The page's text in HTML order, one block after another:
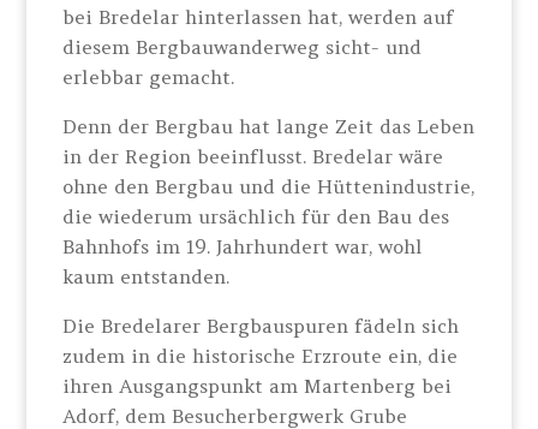
bei Bredelar hinterlassen hat, werden auf
diesem Bergbauwanderweg sicht- und
erlebbar gemacht.
Denn der Bergbau hat lange Zeit das Leben
in der Region beeinflusst. Bredelar wäre
ohne den Bergbau und die Hüttenindustrie,
die wiederum ursächlich für den Bau des
Bahnhofs im 19. Jahrhundert war, wohl
kaum entstanden.
Die Bredelarer Bergbauspuren fädeln sich
zudem in die historische Erzroute ein, die
ihren Ausgangspunkt am Martenberg bei
Adorf, dem Besucherbergwerk Grube